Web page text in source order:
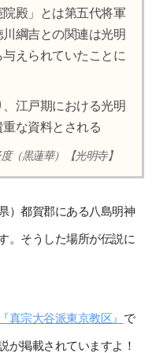
殿」とは第五代将軍
綱吉との関連は光明
えられていたことに
江戸期における光明
な資料とされる
（黒蓮華）【光明寺】
）都賀郡にある八島明神
。そうした場所が伝説に
『真宗大谷派東京教区』 で
が掲載されていますよ！